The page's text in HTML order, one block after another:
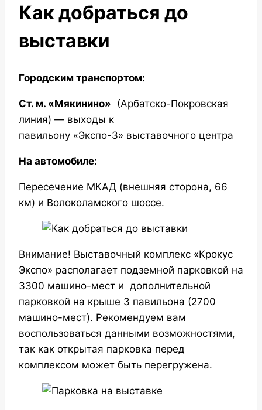
Как добраться до
выставки
Городским транспортом:
Ст. м. «Мякинино» (Арбатско-Покровская
линия) — выходы к
павильону «Экспо-3» выставочного центра
На автомобиле:
Пересечение МКАД (внешняя сторона, 66
км) и Волоколамского шоссе.
Внимание! Выставочный комплекс «Крокус
Экспо» располагает подземной парковкой на
3300 машино-мест и дополнительной
парковкой на крыше 3 павильона (2700
машино-мест). Рекомендуем вам
воспользоваться данными возможностями,
так как открытая парковка перед
комплексом может быть перегружена.